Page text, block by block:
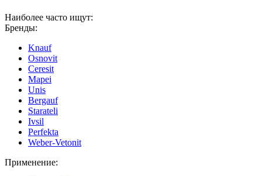
Наиболее часто ищут:
Бренды:
Knauf
Osnovit
Ceresit
Mapei
Unis
Bergauf
Starateli
Ivsil
Perfekta
Weber-Vetonit
Применение: